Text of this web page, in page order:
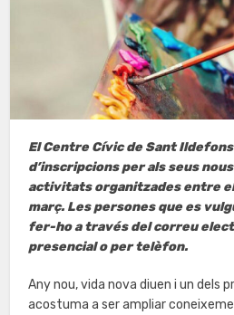
El Centre Cívic de Sant
d’inscripcions per als seus
activitats organitzades entre
març. Les persones que es
fer-ho a través del correu
presencial o per telèfon.
Any nou, vida nova diuen i un dels
acostuma a ser ampliar